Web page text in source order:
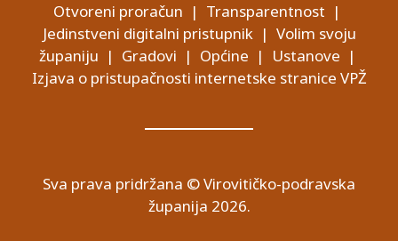
Otvoreni proračun | Transparentnost |
Jedinstveni digitalni pristupnik| Volim svoju
županiju | Gradovi | Općine | Ustanove |
Izjava o pristupačnosti internetske stranice VPŽ
Sva prava pridržana © Virovitičko-podravska
županija 2026.